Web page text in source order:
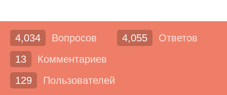
4,034 Вопросов 4,055
Ответов
13
Комментариев
129
Пользователей